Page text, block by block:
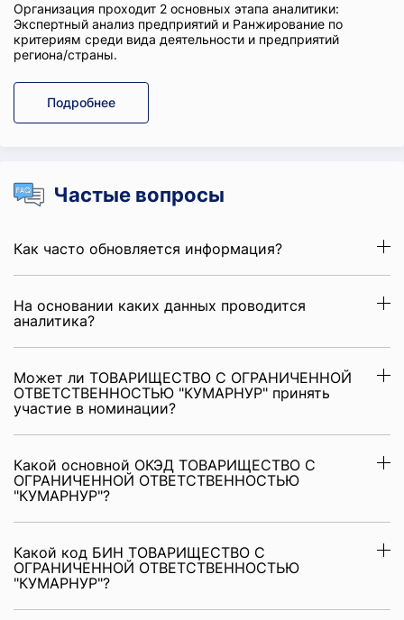
Организация проходит 2 основных этапа аналитики:
Экспертный анализ предприятий и Ранжирование по
критериям среди вида деятельности и предприятий
региона/страны.
Подробнее
Частые вопросы
Как часто обновляется информация?
На основании каких данных проводится
аналитика?
Может ли ТОВАРИЩЕСТВО С ОГРАНИЧЕННОЙ
ОТВЕТСТВЕННОСТЬЮ "КУМАРНУР" принять
участие в номинации?
Какой основной ОКЭД ТОВАРИЩЕСТВО С
ОГРАНИЧЕННОЙ ОТВЕТСТВЕННОСТЬЮ
"КУМАРНУР"?
Какой код БИН ТОВАРИЩЕСТВО С
ОГРАНИЧЕННОЙ ОТВЕТСТВЕННОСТЬЮ
"КУМАРНУР"?